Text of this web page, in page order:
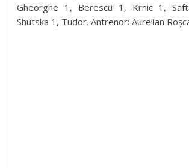
Gheorghe 1, Berescu 1, Krnic 1,
Shutska 1, Tudor. Antrenor: Aurelian